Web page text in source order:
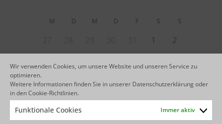
Wir verwenden Cookies, um unsere Website und unseren Service zu
optimieren.
Weitere Informationen finden Sie in unserer Datenschutzerklärungoder
in denCookie-Richtlinien.
Funktionale Cookies Immer aktiv
M D M D F S S
1
2
6
10
11 12 13 14 15
16
17
18